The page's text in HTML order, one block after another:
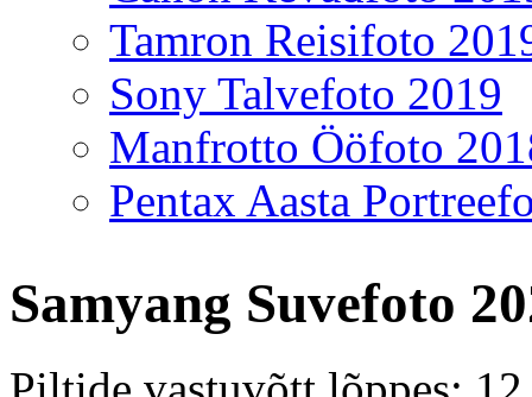
Tamron Reisifoto
Sony Talvefoto 2019
Manfrotto Ööfoto
Pentax Aasta
Samyang Suvefoto